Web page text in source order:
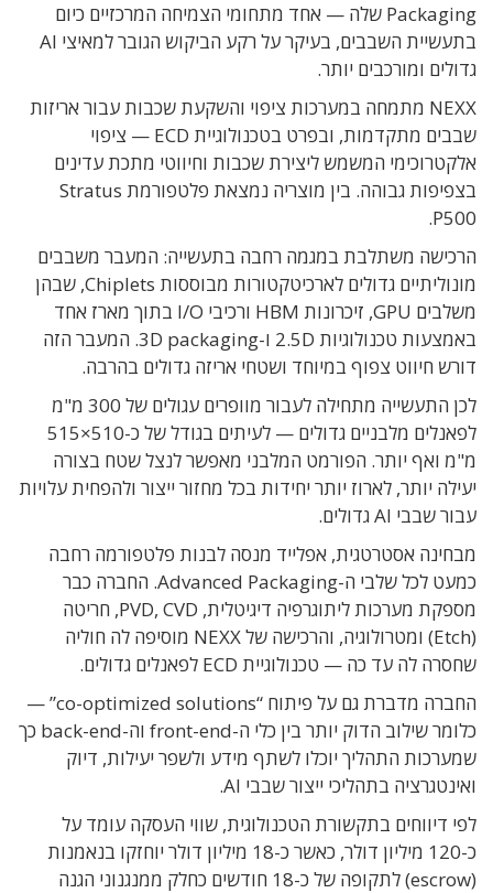
Packaging שלה — אחד מתחומי הצמיחה המרכזיים כיום
בתעשיית השבבים, בעיקר על רקע הביקוש הגובר למאיצי AI
גדולים ומורכבים יותר.
NEXX מתמחה במערכות ציפוי והשקעת שכבות עבור אריזות
שבבים מתקדמות, ובפרט בטכנולוגיית ECD — ציפוי
אלקטרוכימי המשמש ליצירת שכבות וחיווטי מתכת עדינים
בצפיפות גבוהה. בין מוצריה נמצאת פלטפורמת Stratus
P500.
הרכישה משתלבת במגמה רחבה בתעשייה: המעבר משבבים
מונוליתיים גדולים לארכיטקטורות מבוססות Chiplets, שבהן
משלבים GPU, זיכרונות HBM ורכיבי I/O בתוך מארז אחד
באמצעות טכנולוגיות 2.5D ו-3D packaging. המעבר הזה
דורש חיווט צפוף במיוחד ושטחי אריזה גדולים בהרבה.
לכן התעשייה מתחילה לעבור מוופרים עגולים של 300 מ"מ
לפאנלים מלבניים גדולים — לעיתים בגודל של כ-510×515
מ"מ ואף יותר. הפורמט המלבני מאפשר לנצל שטח בצורה
יעילה יותר, לארוז יותר יחידות בכל מחזור ייצור ולהפחית עלויות
עבור שבבי AI גדולים.
מבחינה אסטרטגית, אפלייד מנסה לבנות פלטפורמה רחבה
כמעט לכל שלבי ה-Advanced Packaging. החברה כבר
מספקת מערכות ליתוגרפיה דיגיטלית, PVD, CVD, חריטה
(Etch) ומטרולוגיה, והרכישה של NEXX מוסיפה לה חוליה
שחסרה לה עד כה — טכנולוגיית ECD לפאנלים גדולים.
החברה מדברת גם על פיתוח “co-optimized solutions” —
כלומר שילוב הדוק יותר בין כלי ה-front-end וה-back-end כך
שמערכות התהליך יוכלו לשתף מידע ולשפר יעילות, דיוק
ואינטגרציה בתהליכי ייצור שבבי AI.
לפי דיווחים בתקשורת הטכנולוגית, שווי העסקה עומד על
כ-120 מיליון דולר, כאשר כ-18 מיליון דולר יוחזקו בנאמנות
(escrow) לתקופה של כ-18 חודשים כחלק ממנגנוני הגנה